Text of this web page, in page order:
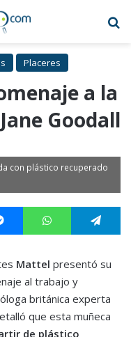
Placeres
a la
Goodall
con plástico recuperado
MessengerWhatsApp
Mattel presentó su
al trabajo y
británica experta
que esta muñeca
de plástico